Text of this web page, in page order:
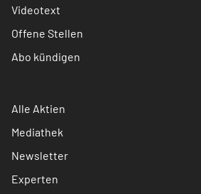
Videotext
Offene Stellen
Abo kündigen
Alle Aktien
Mediathek
Newsletter
Experten